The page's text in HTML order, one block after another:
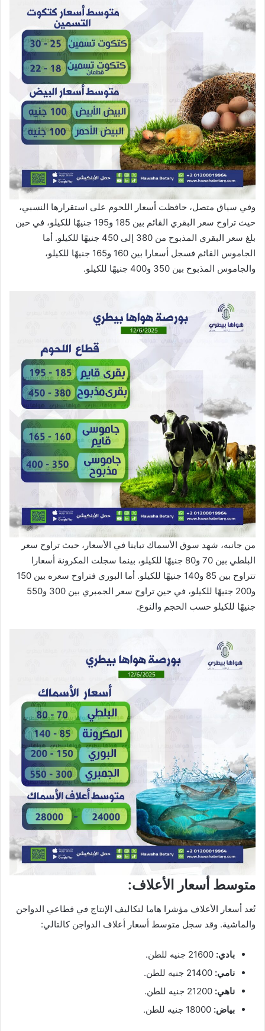
وفي سياق متصل، حافظت أسعار اللحوم على استقرارها النسبي،
حيث تراوح سعر البقري القائم بين 185 و195 جنيهًا للكيلو، في حين
بلغ سعر البقري المذبوح من 380 إلى 450 جنيهًا للكيلو. أما
الجاموس القائم فسجل أسعارا بين 160 و165 جنيهًا للكيلو،
والجاموس المذبوح بين 350 و400 جنيهًا للكيلو.
من جانبه، شهد سوق الأسماك تباينا في الأسعار، حيث تراوح سعر
البلطي بين 70 و80 جنيهًا للكيلو، بينما سجلت المكرونة أسعارا
تتراوح بين 85 و140 جنيهًا للكيلو. أما البوري فتراوح سعره بين 150
و200 جنيهًا للكيلو، في حين تراوح سعر الجمبري بين 300 و550
جنيهًا للكيلو حسب الحجم والنوع.
متوسط أسعار الأعلاف:
تُعد أسعار الأعلاف مؤشرا هاما لتكاليف الإنتاج في قطاعي الدواجن
والماشية. وقد سجل متوسط أسعار أعلاف الدواجن كالتالي:
بادي:
نامي:
ناهي:
بياض: